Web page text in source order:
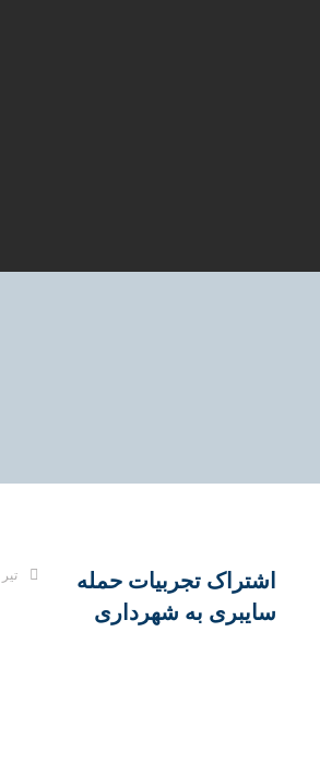
اشتراک تجربیات حمله
سایبری به شهرداری
تیر ۱۵,